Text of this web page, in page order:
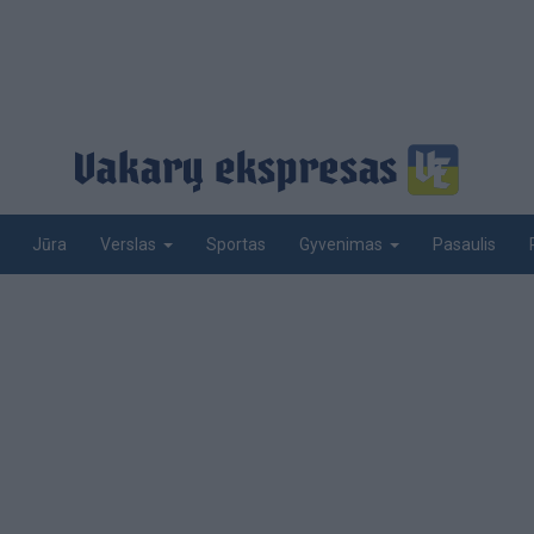
Jūra Verslas Sportas Gyvenimas Pasaulis